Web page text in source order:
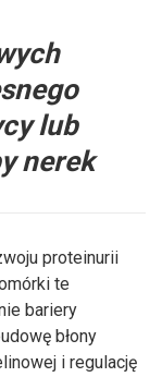
lub
nerek
proteinurii
te
bariery
błony
i regulację